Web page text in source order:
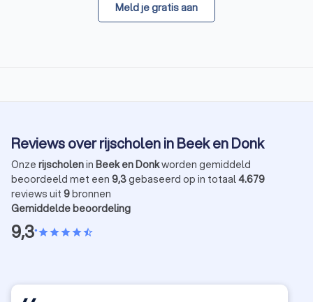
Meld je gratis aan
Reviews over rijscholen in Beek en Donk
Onze rijscholenin Beek en Donkworden gemiddeld
beoordeeld met een 9,3gebaseerd op in totaal4.679
reviews uit 9bronnen
Gemiddelde beoordeling
9,3•starstarstarstarstar_half